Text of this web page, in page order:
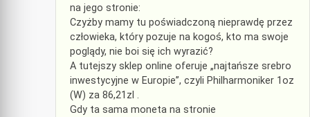
na jego stronie:
Czyżby mamy tu poświadczoną nieprawdę przez
człowieka, który pozuje na kogoś, kto ma swoje
poglądy, nie boi się ich wyrazić?
A tutejszy sklep online oferuje „najtańsze srebro
inwestycyjne w Europie”, czyli Philharmoniker 1oz
(W) za 86,21zl .
Gdy ta sama moneta na stronie